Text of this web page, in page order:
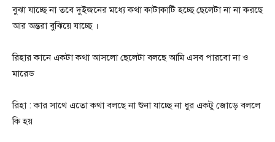
বুঝা যাচ্ছে না তবে দুইজনের মধ্যে কথা কাটাকাটি হচ্ছে ছেলেটা না না করছে
আর অন্তরা বুঝিয়ে যাচ্ছে ।
রিহার কানে একটা কথা আসলো ছেলেটা বলছে আমি এসব পারবো না ও
মারেড
রিহা : কার সাথে এতো কথা বলছে না শুনা যাচ্ছে না ধুর একটু জোড়ে বললে
কি হয়